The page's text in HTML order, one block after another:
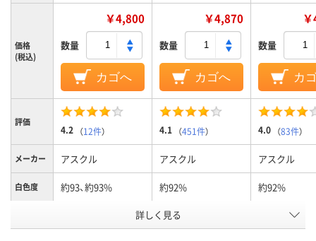
価格
(税込)
￥4,800
数量
カゴへ
￥4,870
数量
カゴへ
数量
カ
評価
4.2 （12件） 4.1 （451件） 4.0 （83件）
メーカー アスクル アスクル アスクル
白色度 約93、約93% 約92% 約92%
さ
約90μm(0.09mm) 約
詳しく見る